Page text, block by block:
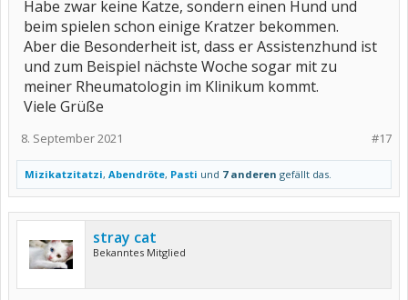
Habe zwar keine Katze, sondern einen Hund und
beim spielen schon einige Kratzer bekommen.
Aber die Besonderheit ist, dass er Assistenzhund ist
und zum Beispiel nächste Woche sogar mit zu
meiner Rheumatologin im Klinikum kommt.
Viele Grüße
#17
8. September 2021
Mizikatzitatzi, Abendröte, Pasti und 7 anderen gefällt das.
stray cat
Bekanntes Mitglied